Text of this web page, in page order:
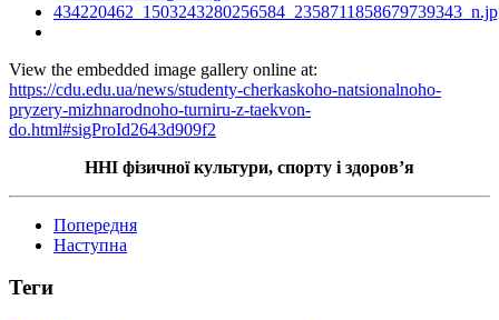
View the embedded image gallery online at:
https://cdu.edu.ua/news/studenty-cherkaskoho-natsionalnoho-
pryzery-mizhnarodnoho-turniru-z-taekvon-
do.html#sigProId2643d909f2
ННІ фізичної культури, спорту і здоровʼя
Попередня
Наступна
Теги